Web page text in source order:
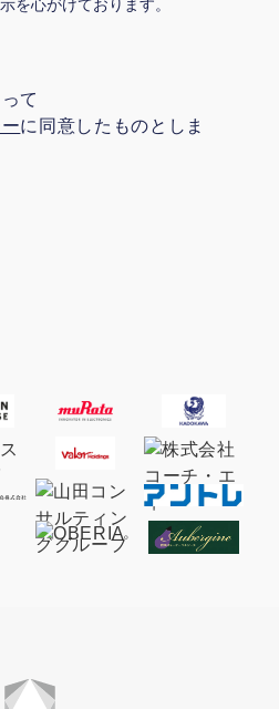
を心がけております。
て
に同意したものとしま